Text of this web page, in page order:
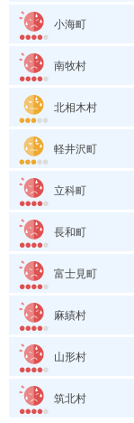
小海町
南牧村
北相木村
軽井沢町
立科町
長和町
富士見町
麻績村
山形村
筑北村